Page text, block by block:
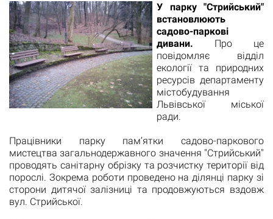
У парку "Стрийський"
встановлюють
садово-паркові
дивани. Про це
повідомляє відділ
екології та природних
ресурсів департаменту
містобудування
Львівської міської
ради.
Працівники парку пам’ятки садово-паркового
мистецтва загальнодержавного значення "Стрийський"
проводять санітарну обрізку та розчистку території від
порослі. Зокрема роботи проведено на ділянці парку зі
сторони дитячої залізниці та продовжуються вздовж
вул. Стрийської.